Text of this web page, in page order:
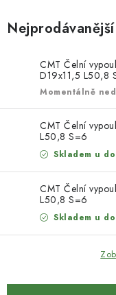
DÁRKOVÉ POUKAZY
STROJE DO DÍLNY
NÁSTROJE PRO
NÁSTROJE PRO
NÁSTROJE PRO
NÁSTROJE PRO
NÁSTROJE PRO
POTŘEBUJI DOBRÝ
Nejprodávanější
CMT Čelní
D19x11,5 L50,8
Momentálně
CMT Čelní
L50,8 S=6
Skladem u
CMT Čelní
L50,8 S=6
Skladem u